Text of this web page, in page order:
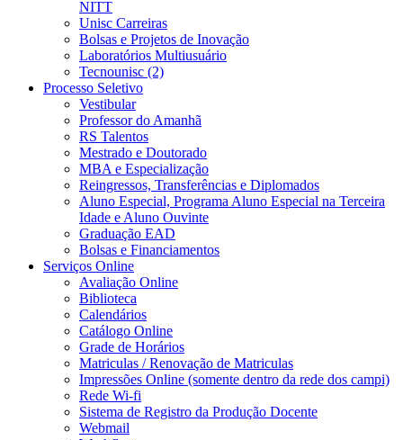
NITT
Unisc Carreiras
Bolsas e Projetos de Inovação
Laboratórios Multiusuário
Tecnounisc (2)
Processo Seletivo
Vestibular
Professor do Amanhã
RS Talentos
Mestrado e Doutorado
MBA e Especialização
Reingressos, Transferências e Diplomados
Aluno Especial, Programa Aluno Especial na Terceira
Idade e Aluno Ouvinte
Graduação EAD
Bolsas e Financiamentos
Serviços Online
Avaliação Online
Biblioteca
Calendários
Catálogo Online
Grade de Horários
Matriculas / Renovação de Matriculas
Impressões Online (somente dentro da rede dos campi)
Rede Wi-fi
Sistema de Registro da Produção Docente
Webmail